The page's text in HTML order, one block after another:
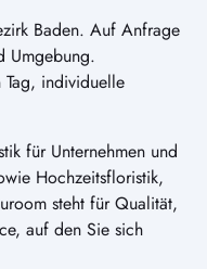
Baden. Auf Anfrage
Umgebung.
individuelle
für Unternehmen und
Hochzeitsfloristik,
steht für Qualität,
auf den Sie sich